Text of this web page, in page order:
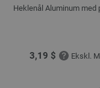
Heklenål Aluminum med
3,19 $ Ekskl.